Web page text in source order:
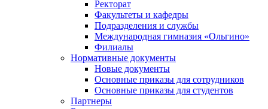
Ректорат
Факультеты и кафедры
Подразделения и службы
Международная гимназия «Ольгино»
Филиалы
Нормативные документы
Новые документы
Основные приказы для сотрудников
Основные приказы для студентов
Партнеры